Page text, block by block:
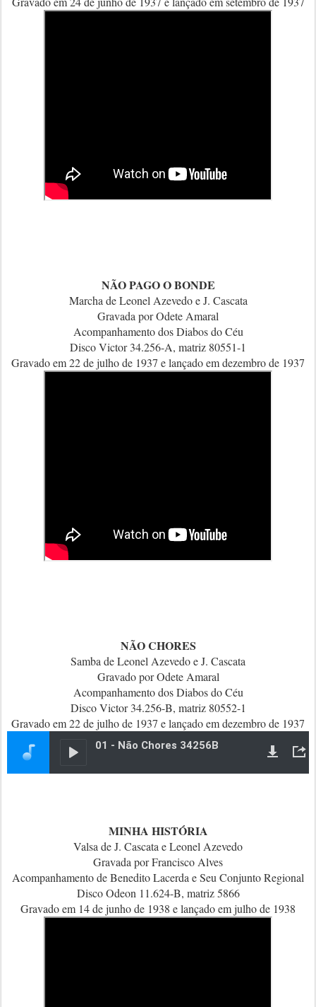
NÃO PAGO O BONDE
Marcha de Leonel Azevedo e J. Cascata
Gravada por Odete Amaral
Acompanhamento dos Diabos do Céu
Disco Victor 34.256-A, matriz 80551-1
Gravado em 22 de julho de 1937 e lançado em dezembro de 1937
NÃO CHORES
Samba de Leonel Azevedo e J. Cascata
Gravado por Odete Amaral
Acompanhamento dos Diabos do Céu
Disco Victor 34.256-B, matriz 80552-1
Gravado em 22 de julho de 1937 e lançado em dezembro de 1937
MINHA HISTÓRIA
Valsa de J. Cascata e Leonel Azevedo
Gravada por Francisco Alves
Acompanhamento de Benedito Lacerda e Seu Conjunto Regional
Disco Odeon 11.624-B, matriz 5866
Gravado em 14 de junho de 1938 e lançado em julho de 1938